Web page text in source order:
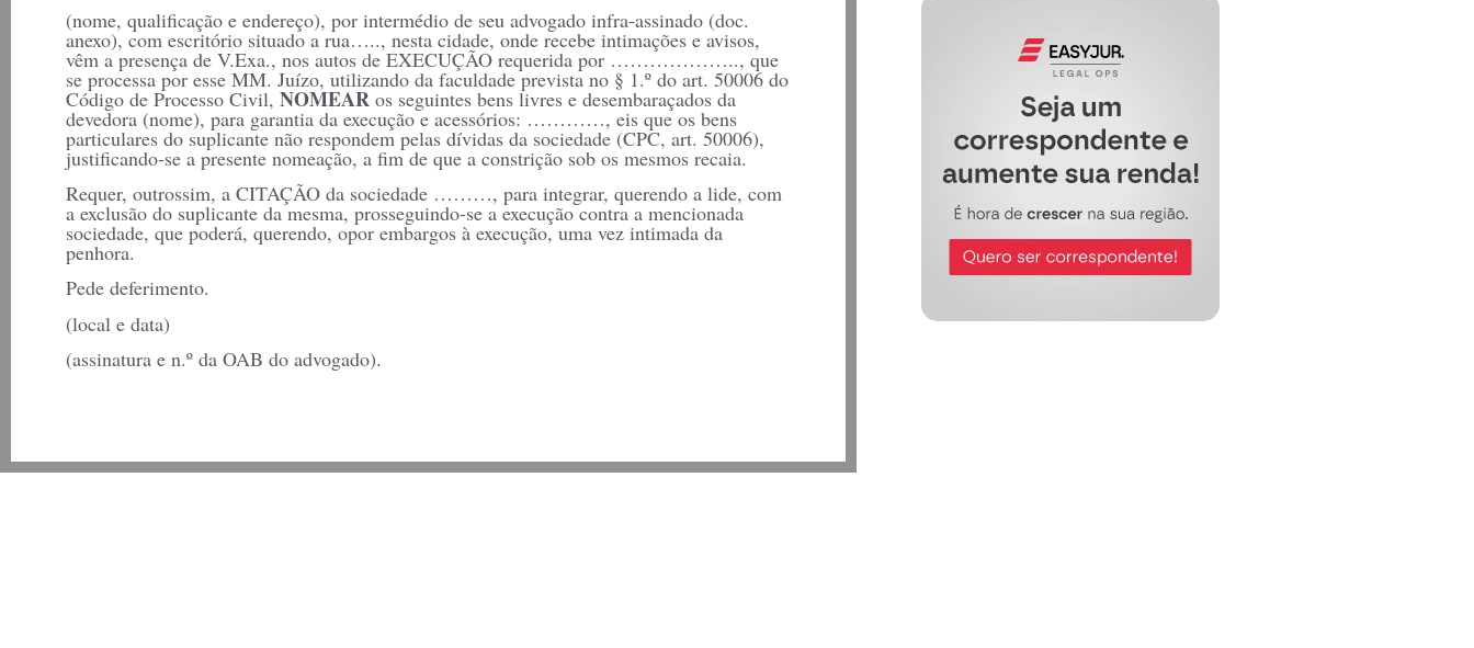
(nome, qualificação e endereço), por intermédio de seu advogado infra-assinado (doc.
anexo), com escritório situado a rua….., nesta cidade, onde recebe intimações e avisos,
vêm a presença de V.Exa., nos autos de EXECUÇÃO requerida por ……………….., que
se processa por esse MM. Juízo, utilizando da faculdade prevista no § 1.º do art. 50006 do
Código de Processo Civil, NOMEAR os seguintes bens livres e desembaraçados da
devedora (nome), para garantia da execução e acessórios: …………, eis que os bens
particulares do suplicante não respondem pelas dívidas da sociedade (CPC, art. 50006),
justificando-se a presente nomeação, a fim de que a constrição sob os mesmos recaia.
Requer, outrossim, a CITAÇÃO da sociedade ………, para integrar, querendo a lide, com
a exclusão do suplicante da mesma, prosseguindo-se a execução contra a mencionada
sociedade, que poderá, querendo, opor embargos à execução, uma vez intimada da
penhora.
Pede deferimento.
(local e data)
(assinatura e n.º da OAB do advogado).